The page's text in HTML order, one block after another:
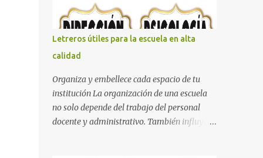
con pósters Cama con diseño de ring de
boxeo Ideas para decoraciones de fiestas
infantiles Cosas bonitas que se pueden hacer
con gomas de coche
Letreros útiles para la escuela en alta
calidad
Organiza y embellece cada espacio de tu
institución La organización de una escuela
no solo depende del trabajo del personal
docente y administrativo. También influye la